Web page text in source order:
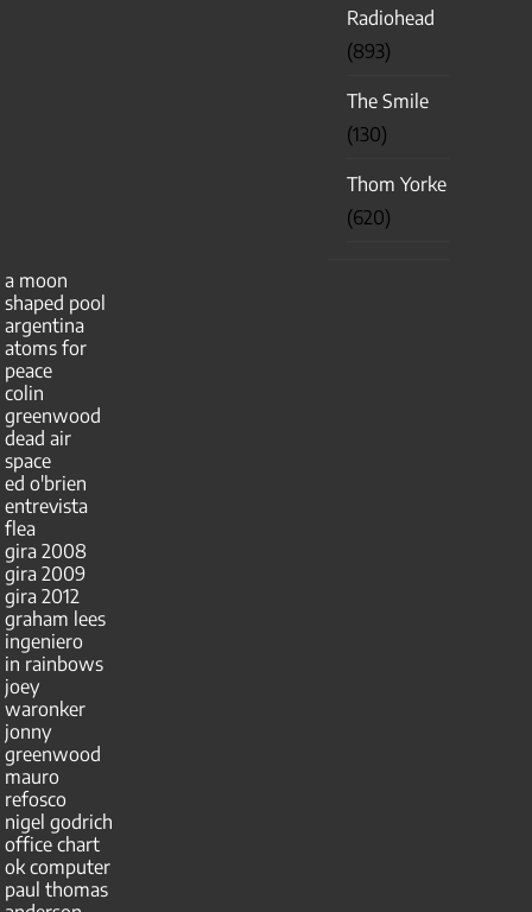
Radiohead
(893)
The Smile
(130)
Thom Yorke
(620)
a moon
shaped pool
argentina
atoms for
peace
colin
greenwood
dead air
space
ed o'brien
entrevista
flea
gira 2008
gira 2009
gira 2012
graham lees
ingeniero
in rainbows
joey
waronker
jonny
greenwood
mauro
refosco
nigel godrich
office chart
ok computer
paul thomas